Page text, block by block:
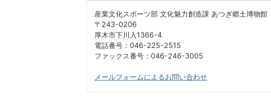
産業文化スポーツ部 文化魅力創造課 あつぎ郷土博物館
〒243-0206
厚木市下川入1366-4
電話番号：046-225-2515
ファックス番号：046-246-3005
メールフォームによるお問い合わせ